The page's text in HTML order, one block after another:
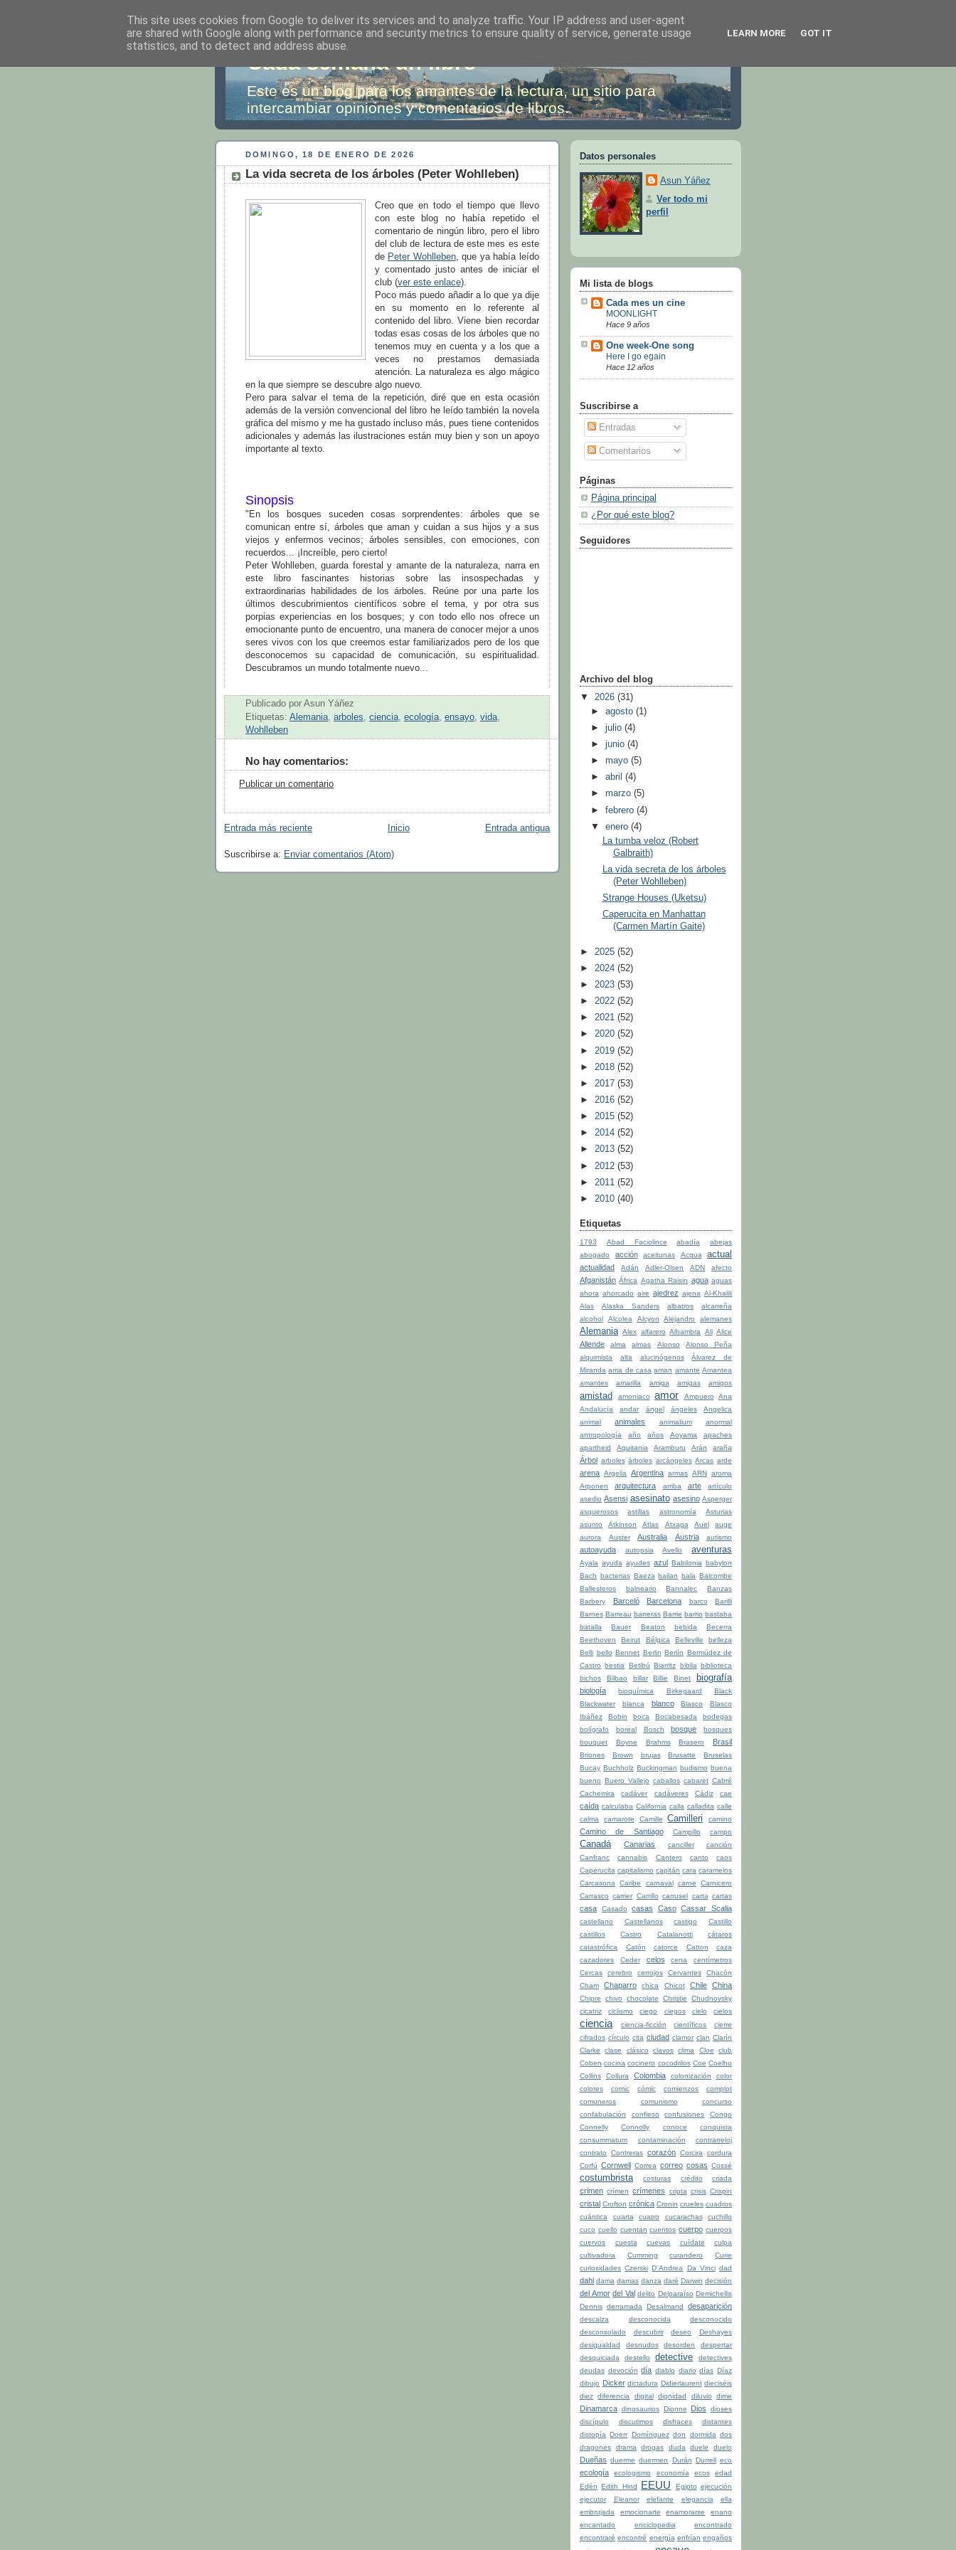
Cada semana un libro
Este es un blog para los amantes de la lectura, un sitio para
intercambiar opiniones y comentarios de libros.
DOMINGO, 18 DE ENERO DE 2026
La vida secreta de los árboles (Peter Wohlleben)
Creo que en todo el tiempo que llevo
con este blog no había repetido el
comentario de ningún libro, pero el libro
del club de lectura de este mes es este
de Peter Wohlleben, que ya había leído
y comentado justo antes de iniciar el
club (ver este enlace).
Poco más puedo añadir a lo que ya dije
en su momento en lo referente al
contenido del libro. Viene bien recordar
todas esas cosas de los árboles que no
tenemos muy en cuenta y a los que a
veces no prestamos demasiada
atención. La naturaleza es algo mágico
en la que siempre se descubre algo nuevo.
Pero para salvar el tema de la repetición, diré que en esta ocasión
además de la versión convencional del libro he leído también la novela
gráfica del mismo y me ha gustado incluso más, pues tiene contenidos
adicionales y además las ilustraciones están muy bien y son un apoyo
importante al texto.
Sinopsis
"En los bosques suceden cosas sorprendentes: árboles que se
comunican entre sí, árboles que aman y cuidan a sus hijos y a sus
viejos y enfermos vecinos; árboles sensibles, con emociones, con
recuerdos... ¡Increíble, pero cierto!
Peter Wohlleben, guarda forestal y amante de la naturaleza, narra en
este libro fascinantes historias sobre las insospechadas y
extraordinarias habilidades de los árboles. Reúne por una parte los
últimos descubrimientos científicos sobre el tema, y por otra sus
porpias experiencias en los bosques; y con todo ello nos ofrece un
emocionante punto de encuentro, una manera de conocer mejor a unos
seres vivos con los que creemos estar familiarizados pero de los que
desconocemos su capacidad de comunicación, su espiritualidad.
Descubramos un mundo totalmente nuevo...
Publicado por Asun Yáñez
Etiquetas: Alemania arboles ciencia ecología ensayo vida
Wohlleben
No hay comentarios:
Publicar un comentario
Entrada más reciente Entrada antigua
Inicio
Suscribirse a: Enviar comentarios (Atom)
Datos personales
Asun Yáñez
Ver todo mi
perfil
Mi lista de blogs
Cada mes un cine
MOONLIGHT
Hace 9 años
One week-One song
Here I go egain
Hace 12 años
Suscribirse a
Entradas
Comentarios
Páginas
Página principal
¿Por qué este blog?
Seguidores
Archivo del blog
▼ 2026 (31)
►agosto(1)
►julio(4)
►junio(4)
►mayo(5)
►abril(4)
►marzo(5)
►febrero(4)
▼enero(4)
La tumba veloz (Robert
Galbraith)
La vida secreta de los árboles
(Peter Wohlleben)
Strange Houses (Uketsu)
Caperucita en Manhattan
(Carmen Martín Gaite)
► 2025 (52)
► 2024 (52)
► 2023 (53)
► 2022 (52)
► 2021 (52)
► 2020 (52)
► 2019 (52)
► 2018 (52)
► 2017 (53)
► 2016 (52)
► 2015 (52)
► 2014 (52)
► 2013 (52)
► 2012 (53)
► 2011 (52)
► 2010 (40)
Etiquetas
1793 Abad Faciolince abadía
abejas
abogado
acción aceitunas Acqua actual
actualidad Adán Adler-Olsen ADN afecto
Afganistán África Agatha Raisin agua aguas
ahora ahorcado aire ajedrez ajena Al-Khalili
Alas
Alaska Sanders albatros
alcarreña
alcohol
Alcolea Alcyon Alejandro alemanes
Alemania Alex alfarero Alhambra Ali Alice
Allende alma almas Alonso
Alonso Peña
alquimista
alta alucinógenos
Álvarez de
Miranda ama de casa aman amante Amantea
amantes
amarilla amiga amigas amigos
amistad amoniaco amor Ampuero
Ana
Andalucía
andar ángel ángeles
Angelica
animal
animales animalium
anormal
antropología
año años Aoyama
apaches
apartheid
Aquitania Aramburu Arán araña
Árbol arboles árboles arcángeles Arcas arde
arena Argelia Argentina armas ARN aroma
Arponen
arquitectura arriba arte
artículo
asedio Asensi asesinato asesino Asperger
asquerosos
astillas astronomía
Asturias
asunto
Atkinson Atlas Atxaga Auel
auge
aurora
Auster Australia Austria autismo
autoayuda autopsia Avello aventuras
Ayala ayuda ayudes azul Babilonia babylon
Bach bacterias Baeza bailan bala Balcombe
Ballesteros
balneario Bannalec
Banzas
Barbery
Barceló Barcelona barco
Barilli
Barnes Barreau barreras Barrie barrio bastaba
batalla
Bauer Beaton bebida
Becerra
Beethoven
Beirut Bélgica Belleville
belleza
Belli bello Bennet Berlin Berlín Bermúdez de
Castro bestia Betibú Biarritz biblia biblioteca
bichos
Bilbao billar Billie Binet biografía
biología bioquímica Birkegaard
Black
Blackwater
blanca blanco Blasco
Blasco
Ibáñez
Bobin boca Bocabesada
bodegas
bolígrafo
boreal Bosch bosque
bosques
bouquet
Boyne Brahms Brasero Brasil
Briones Brown brujas Brusatte
Bruselas
Bucay Buchholz Buckingman budismo buena
bueno Buero Vallejo caballos cabaret Cabré
Cachemira
cadáver cadáveres Cádiz cae
caída calculaba California calla calladita calle
calma
camarote Camille Camilleri camino
Camino de Santiago Campillo campo
Canadá Canarias canciller
canción
Canfranc
cannabis Cantero canto
caos
Caperucita capitalismo capitán cara caramelos
Carcasona Caribe carnaval carne
Carnicero
Carrasco carrier Carrillo carrusel carta cartas
casa Casado casas Caso Cassar Scalia
castellano Castellanos castigo
Castillo
castillos
Castro Catalanotti
cátaros
catastrófica
Catón catorce Catton
caza
cazadores
Ceder celos cena
centímetros
Cercas
cerebro cerrojos Cervantes
Chacón
Cham
Chaparro chica Chicot Chile China
Chipre chivo chocolate Christie
Chudnovsky
cicatriz
ciclismo ciego ciegos cielo cielos
ciencia ciencia-ficción científicos
cierre
cifrados círculo cita ciudad clamor clan Clarín
Clarke
clase clásico clavos clima Cloe
club
Coben cocina cocinero cocodrilos Coe Coelho
Collins
Collura Colombia colonización
color
colores
comic cómic comienzos
complot
comuneros
comunismo
concurso
confabulación
confieso confusiones
Congo
Connelly
Connolly conoce
conquista
consummatum
contaminación
contrarreloj
contrato
Contreras corazón Corcira cordura
Corfú Cornwell Correa correo cosas Cossé
costumbrista costuras crédito criada
crimen crímen crímenes cripta crisis Crispin
cristal Crofton crónica Cronin crueles cuadros
cuántica
cuarta cuatro cucarachas
cuchillo
cuco cuello cuentan cuentos cuerpo cuerpos
cuervos
cuesta cuevas cuídate
culpa
cultivadora
Cumming curandero
Curie
curiosidades Czerski D¨Andrea Da Vinci dad
dahl dama damas danza daré Darwin decisión
del Amor del Val delito Delparaíso Demichellis
Dennis derramada Desalmand desaparición
descalza desconocida
desconocido
desconsolado
descubrir deseo
Deshayes
desigualdad
desnudos desorden
despertar
desquiciada
destello detective
detectives
deudas devoción día diablo diario días Díaz
dibujo
Dicker dictadura Didierlaurent dieciséis
diez diferencia digital dignidad diluvio dime
Dinamarca dinosaurios Dionne Dios
dioses
discípulo
discutimos disfraces
distantes
distopía Doerr Domínguez don dormida dos
dragones
drama drogas duda duele duelo
Dueñas duerme duermen Durán Durrell eco
ecología ecologismo economía ecos
edad
Edén Edith Hind EEUU Egipto ejecución
ejecutor
Eleanor elefante elegancia
ella
embrujada
emocionarte enamorarse
enano
encantado
enciclopedia
encontrado
encontraré encontré energía enfrían engaños
This site uses cookies from Google to deliver its services and to analyze traffic. Your IP address and user-agent
are shared with Google along with performance and security metrics to ensure quality of service, generate usage
statistics, and to detect and address abuse.
LEARN MORE GOT IT